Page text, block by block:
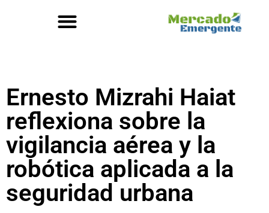
Ernesto Mizrahi Haiat
reflexiona sobre la
vigilancia aérea y la
robótica aplicada a la
seguridad urbana